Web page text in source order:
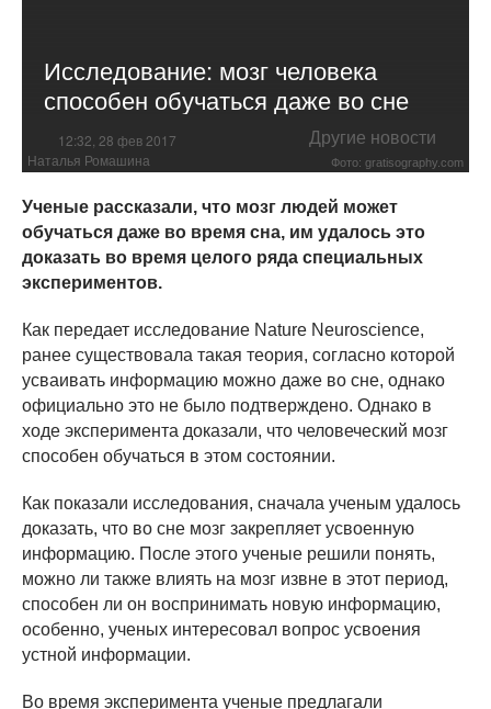
Исследование: мозг человека
способен обучаться даже во сне
12:32, 28 фев 2017 Другие новости
Наталья Ромашина Фото: gratisography.com
Ученые рассказали, что мозг людей может
обучаться даже во время сна, им удалось это
доказать во время целого ряда специальных
экспериментов.
Как передает исследование Nature Neuroscience,
ранее существовала такая теория, согласно которой
усваивать информацию можно даже во сне, однако
официально это не было подтверждено. Однако в
ходе эксперимента доказали, что человеческий мозг
способен обучаться в этом состоянии.
Как показали исследования, сначала ученым удалось
доказать, что во сне мозг закрепляет усвоенную
информацию. После этого ученые решили понять,
можно ли также влиять на мозг извне в этот период,
способен ли он воспринимать новую информацию,
особенно, ученых интересовал вопрос усвоения
устной информации.
Во время эксперимента ученые предлагали